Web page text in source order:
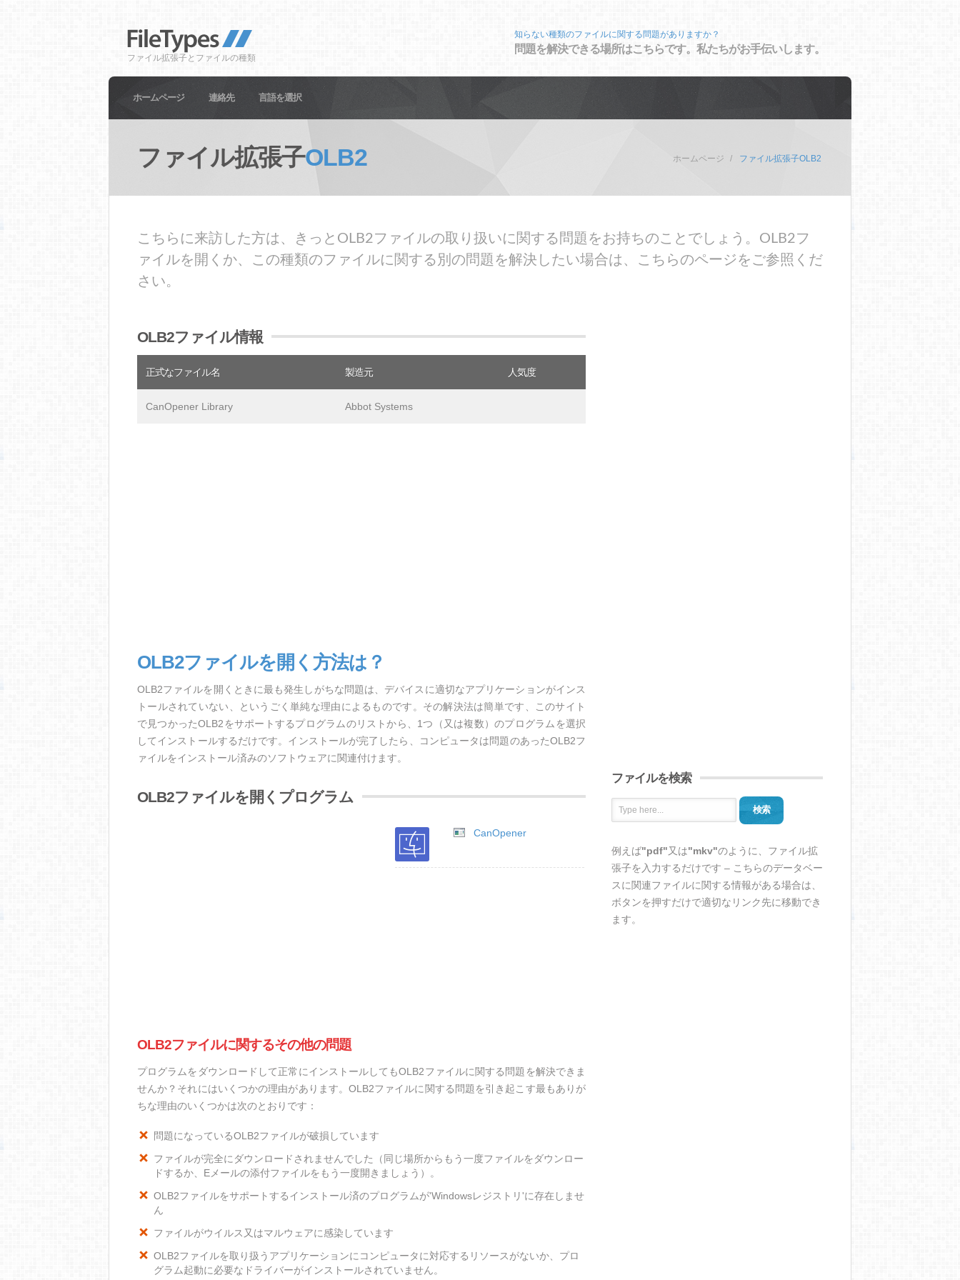
ファイル拡張子とファイルの種類
知らない種類のファイルに関する問題がありますか？
問題を解決できる場所はこちらです。私たちがお手伝いします。
ホームページ 連絡先 言語を選択
ファイル拡張子OLB2 ホームページ ファイル拡張子OLB2
こちらに来訪した方は、きっとOLB2ファイルの取り扱いに関する問題をお持ちのことでしょう。OLB2フ
ァイルを開くか、この種類のファイルに関する別の問題を解決したい場合は、こちらのページをご参照くだ
さい。
OLB2ファイル情報
正式なファイル名 製造元 人気度
CanOpener Library Abbot Systems
OLB2ファイルを開く方法は？
OLB2ファイルを開くときに最も発生しがちな問題は、デバイスに適切なアプリケーションがインス
トールされていない、というごく単純な理由によるものです。その解決法は簡単です、このサイト
で見つかったOLB2をサポートするプログラムのリストから、1つ（又は複数）のプログラムを選択
してインストールするだけです。インストールが完了したら、コンピュータは問題のあったOLB2フ
ァイルをインストール済みのソフトウェアに関連付けます。
OLB2ファイルを開くプログラム
CanOpener
OLB2ファイルに関するその他の問題
プログラムをダウンロードして正常にインストールしてもOLB2ファイルに関する問題を解決できま
せんか？それにはいくつかの理由があります。OLB2ファイルに関する問題を引き起こす最もありが
ちな理由のいくつかは次のとおりです：
問題になっているOLB2ファイルが破損しています
ファイルが完全にダウンロードされませんでした（同じ場所からもう一度ファイルをダウンロー
ドするか、Eメールの添付ファイルをもう一度開きましょう）。
OLB2ファイルをサポートするインストール済のプログラムが'Windowsレジストリ'に存在しませ
ん
ファイルがウイルス又はマルウェアに感染しています
OLB2ファイルを取り扱うアプリケーションにコンピュータに対応するリソースがないか、プロ
グラム起動に必要なドライバーがインストールされていません。
ファイルを検索
検索
例えば"pdf"又は"mkv"のように、ファイル拡
張子を入力するだけです – こちらのデータベー
スに関連ファイルに関する情報がある場合は、
ボタンを押すだけで適切なリンク先に移動でき
ます。